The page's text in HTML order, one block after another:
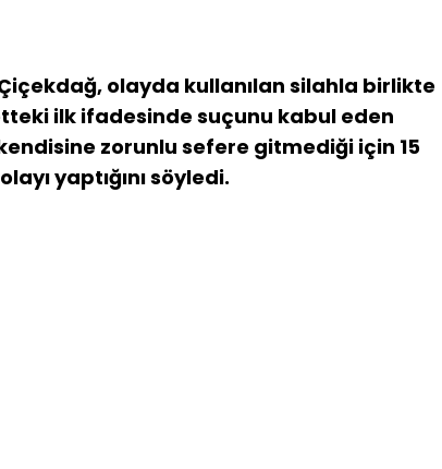
olayda kullanılan silahla birlikte
ilk ifadesinde suçunu kabul eden
zorunlu sefere gitmediği için 15
yaptığını söyledi.